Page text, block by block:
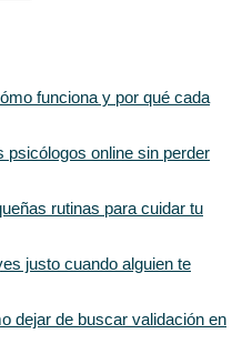
funciona y por qué cada
online sin perder
rutinas para cuidar tu
justo cuando alguien te
dejar de buscar validación en